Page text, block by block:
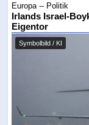
Europa -- Politik
Irlands Israel-
Eigentor
Symbolbild / KI